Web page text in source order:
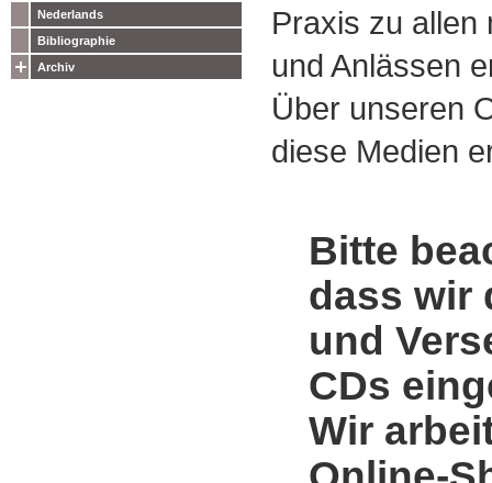
Nederlands
Bibliographie
Archiv
Praxis zu allen
und Anlässen
Über unseren
diese Medien
Bitte
dass wir
und
CDs
Wir